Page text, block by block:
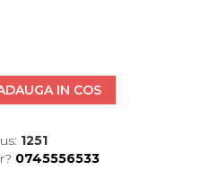
IN COS
1251
0745556533